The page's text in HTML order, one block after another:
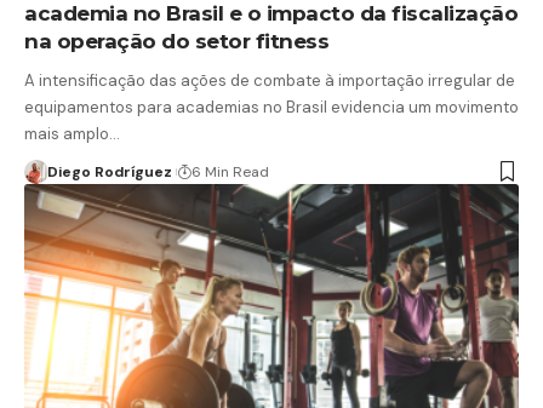
academia no Brasil e o impacto da fiscalização
na operação do setor fitness
A intensificação das ações de combate à importação irregular de
equipamentos para academias no Brasil evidencia um movimento
mais amplo…
Diego Rodríguez 6 Min Read